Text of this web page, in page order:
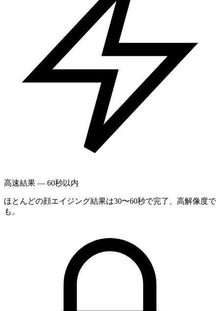
高速結果 — 60秒以内
ほとんどの顔エイジング結果は30〜60秒で完了、高解像度で
も。